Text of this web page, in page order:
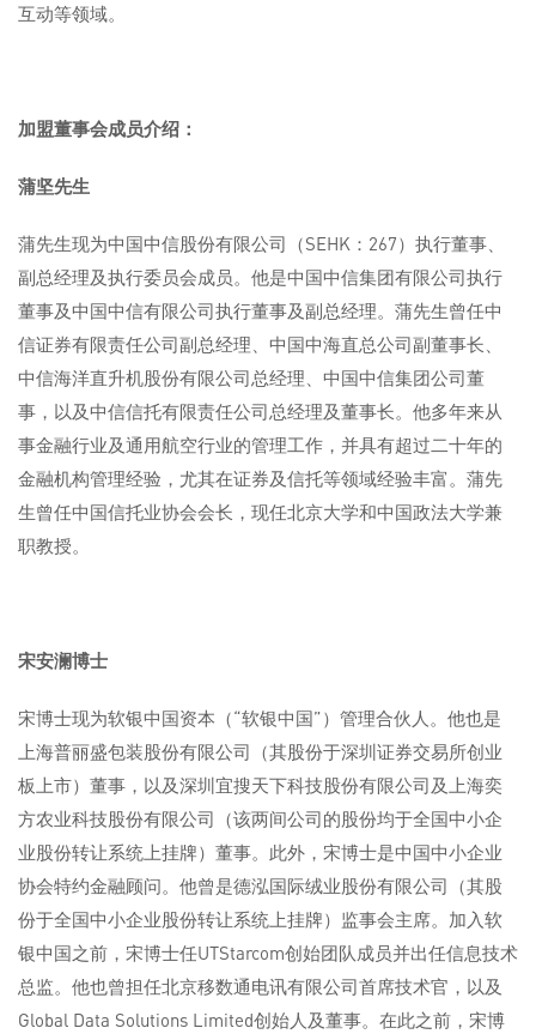
互动等领域。
加盟董事会成员介绍：
蒲坚先生
蒲先生现为中国中信股份有限公司（SEHK：267）执行董事、
副总经理及执行委员会成员。他是中国中信集团有限公司执行
董事及中国中信有限公司执行董事及副总经理。蒲先生曾任中
信证券有限责任公司副总经理、中国中海直总公司副董事长、
中信海洋直升机股份有限公司总经理、中国中信集团公司董
事，以及中信信托有限责任公司总经理及董事长。他多年来从
事金融行业及通用航空行业的管理工作，并具有超过二十年的
金融机构管理经验，尤其在证券及信托等领域经验丰富。蒲先
生曾任中国信托业协会会长，现任北京大学和中国政法大学兼
职教授。
宋安澜博士
宋博士现为软银中国资本（“软银中国”）管理合伙人。他也是
上海普丽盛包装股份有限公司（其股份于深圳证券交易所创业
板上市）董事，以及深圳宜搜天下科技股份有限公司及上海奕
方农业科技股份有限公司（该两间公司的股份均于全国中小企
业股份转让系统上挂牌）董事。此外，宋博士是中国中小企业
协会特约金融顾问。他曾是德泓国际绒业股份有限公司（其股
份于全国中小企业股份转让系统上挂牌）监事会主席。加入软
银中国之前，宋博士任UTStarcom创始团队成员并出任信息技术
总监。他也曾担任北京移数通电讯有限公司首席技术官，以及
Global Data Solutions Limited创始人及董事。在此之前，宋博